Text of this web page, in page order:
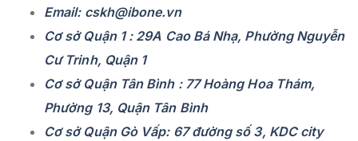
Email: cskh@ibone.vn
Cơ sở Quận 1 : 29A Cao Bá Nhạ, Phường Nguyễn
Cư Trinh, Quận 1
Cơ sở Quận Tân Bình : 77 Hoàng Hoa Thám,
Phường 13, Quận Tân Bình
Cơ sở Quận Gò Vấp: 67 đường số 3, KDC city